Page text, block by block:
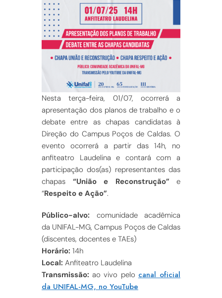
Nesta terça-feira, 01/07, ocorrerá a
apresentação dos planos de trabalho e o
debate entre as chapas candidatas à
Direção do Campus Poços de Caldas. O
evento ocorrerá a partir das 14h, no
anfiteatro Laudelina e contará com a
participação dos(as) representantes das
chapas “União e Reconstrução” e
“Respeito e Ação”.
Público-alvo: comunidade acadêmica
da UNIFAL-MG, Campus Poços de Caldas
(discentes, docentes e TAEs)
Horário: 14h
Local: Anfiteatro Laudelina
Transmissão: ao vivo pelo canal oficial
da UNIFAL-MG, no YouTube